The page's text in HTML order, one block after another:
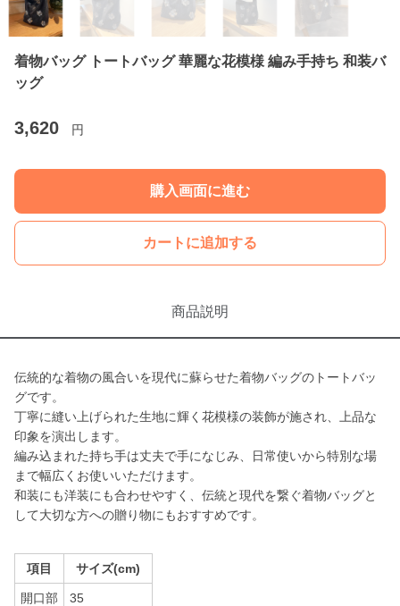
着物バッグ トートバッグ 華麗な花模様 編み手持ち 和装バ
ッグ
3,620 円
購入画面に進む
カートに追加する
商品説明
伝統的な着物の風合いを現代に蘇らせた着物バッグのトートバッ
グです。
丁寧に縫い上げられた生地に輝く花模様の装飾が施され、上品な
印象を演出します。
編み込まれた持ち手は丈夫で手になじみ、日常使いから特別な場
まで幅広くお使いいただけます。
和装にも洋装にも合わせやすく、伝統と現代を繋ぐ着物バッグと
して大切な方への贈り物にもおすすめです。
項目 サイズ(cm)
開口部 35